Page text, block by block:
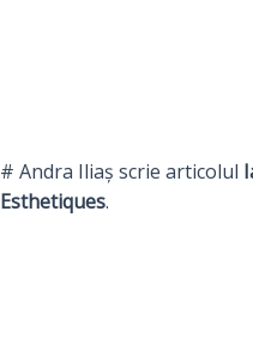
# Andra Iliaș scrie articolul
Esthetiques.